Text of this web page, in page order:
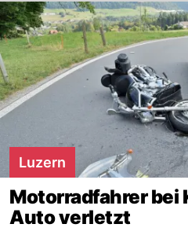
Luzern
Motorradfahrer bei
Auto verletzt